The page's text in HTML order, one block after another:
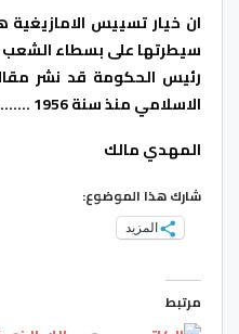
ان خيار تسييس
سيطرتها على بسطاء الشعب
الاسلامي منذ سنة 1956 …….
المهدي مالك
شارك هذا الموضوع:
المزيد
مرتبط